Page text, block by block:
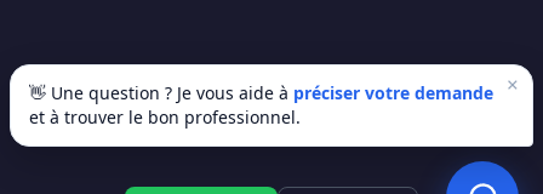
conseil personnalisé.
×
👋 Une question ? Je vous aide à préciser votre demande
et à trouver le bon professionnel.